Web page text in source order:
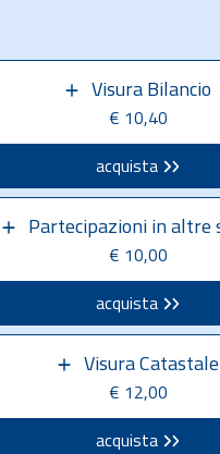
Visura Bilancio
€ 10,40
acquista
Partecipazioni in altre
€ 10,00
acquista
Visura Catastale
€ 12,00
acquista